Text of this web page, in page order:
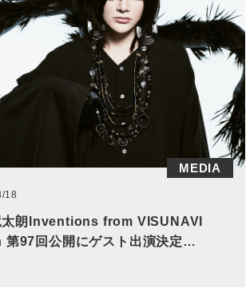
MEDIA
18
太朗Inventions from VISUNAVI
第97回公開にゲスト出演決定…